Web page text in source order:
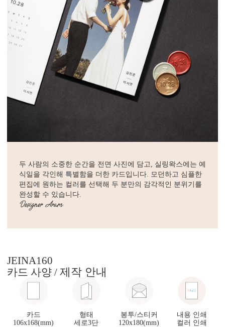
두 사람의 소중한 순간을 전면 사진에 담고, 실링왁스에는 예
식일을 각인해 특별함을 더한 카드입니다. 모던하고 심플한
편집에 원하는 컬러를 선택해 두 분만의 감각적인 분위기를
완성할 수 있습니다.
JEINA160
카드 사양 / 제작 안내
카드
106x168(mm)
형태
세로3단
봉투/스티커
120x180(mm)
내용 인쇄
컬러 인쇄